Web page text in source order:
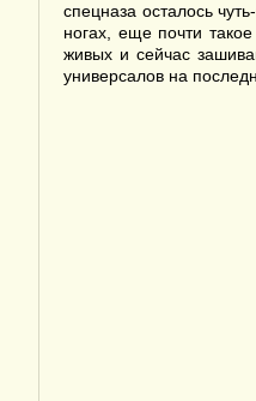
спецназа осталось
ногах, еще почти
живых и сейчас
универсалов на